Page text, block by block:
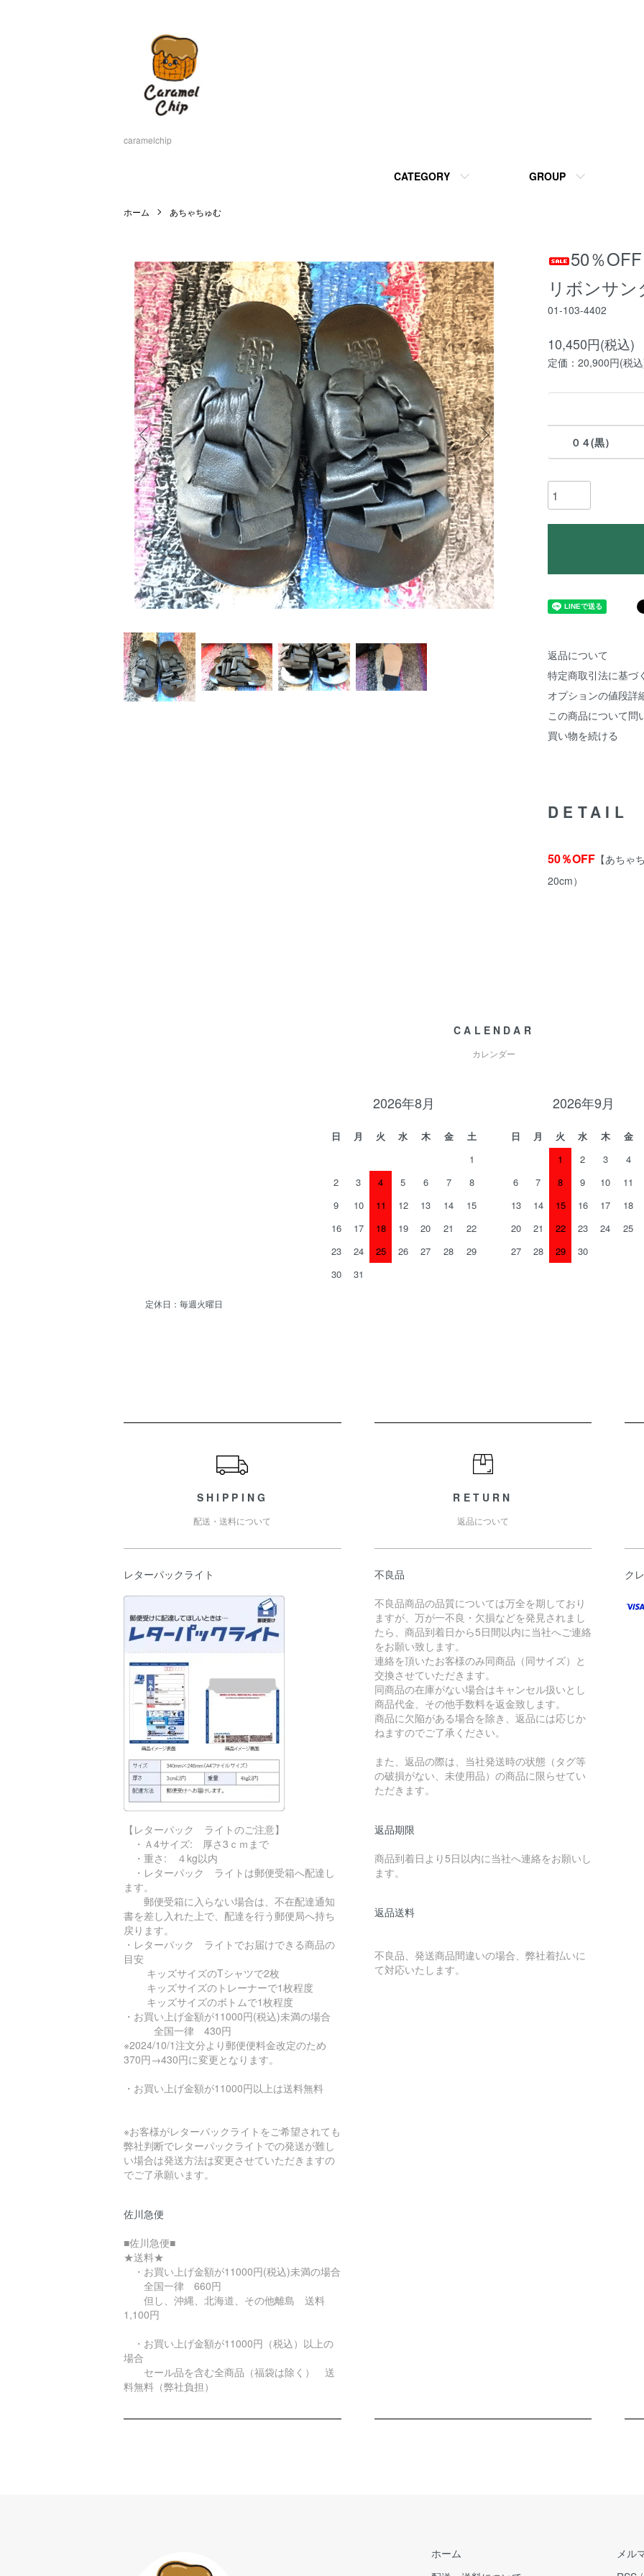
caramelchip
CATEGORY GROUP
ホーム あちゃちゅむ
50％
リボンサン
01-103-4402
10,450円(税込)
定価：20,900円(税
０４(黒）
返品について
特定商取引法に基づ
オプションの値段詳
この商品について問
買い物を続ける
DETAIL
50％OFF 【あちゃ
20cm）
CALENDAR
カレンダー
2026年8月
日 月 火 水 木 金
土
1
2
3 4 5 6 7
8
9
10 11 12 13 14
15
16
17 18 19 20 21
22
23
24 25 26 27 28
29
30
31
2026年9月
日 月 火 水 木 金
1
2 3 4
6
7 8 9 10 11
13
14 15 16 17 18
20
21 22 23 24 25
27
28 29 30
定休日：毎週火曜日
SHIPPING
配送・送料について
レターパックライト
【レターパック ライトのご注意】
・Ａ4サイズ: 厚さ3ｃｍまで
・重さ: ４kg以内
・レターパック ライトは郵便受箱へ配達し
ます。
郵便受箱に入らない場合は、不在配達通知
書を差し入れた上で、配達を行う郵便局へ持ち
戻ります。
・レターパック ライトでお届けできる商品の
目安
キッズサイズのTシャツで2枚
キッズサイズのトレーナーで1枚程度
キッズサイズのボトムで1枚程度
・お買い上げ金額が11000円(税込)未満の場合
全国一律 430円
※2024/10/1注文分より郵便便料金改定のため
370円→430円に変更となります。
・お買い上げ金額が11000円以上は送料無料
※お客様がレターパックライトをご希望されても
弊社判断でレターパックライトでの発送が難し
い場合は発送方法は変更させていただきますの
でご了承願います。
佐川急便
■佐川急便■
★送料★
・お買い上げ金額が11000円(税込)未満の場合
全国一律 660円
但し、沖縄、北海道、その他離島 送料
1,100円
・お買い上げ金額が11000円（税込）以上の
場合
セール品を含む全商品（福袋は除く） 送
料無料（弊社負担）
RETURN
返品について
不良品
不良品商品の品質については万全を期しており
ますが、万が一不良・欠損などを発見されまし
たら、商品到着日から5日間以内に当社へご連絡
をお願い致します。
連絡を頂いたお客様のみ同商品（同サイズ）と
交換させていただきます。
同商品の在庫がない場合はキャンセル扱いとし
商品代金、その他手数料を返金致します。
商品に欠陥がある場合を除き、返品には応じか
ねますのでご了承ください。
また、返品の際は、当社発送時の状態（タグ等
の破損がない、未使用品）の商品に限らせてい
ただきます。
返品期限
商品到着日より5日以内に当社へ連絡をお願いし
ます。
返品送料
不良品、発送商品間違いの場合、弊社着払いに
て対応いたします。
ク
ホーム
メル